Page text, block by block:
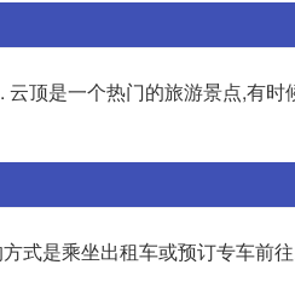
顶是一个热门的旅游景点,有
式是乘坐出租车或预订专车前